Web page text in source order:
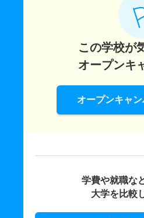
この学校が
オープンキ
オープンキャ
学費や就職な
大学を比較